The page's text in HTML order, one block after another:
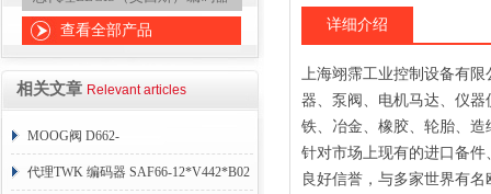
查看全部产品
相关文章 Relevant articles
MOOG阀 D662-
4307KP02HAMD6NSX4-0
代理TWK 编码器 SAF66-12*V442*B02
详细介绍
上海翊霈工业控制设备有
器、泵阀、电机马达、仪
铁、冶金、橡胶、轮胎、
针对市场上现有的进口备
良好信誉，与多家世界有